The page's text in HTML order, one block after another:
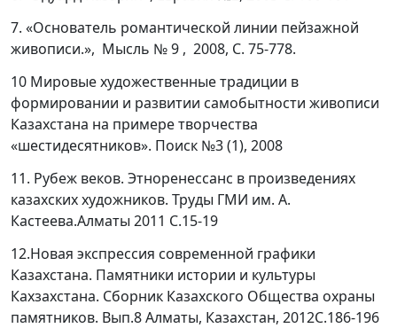
7. «Основатель романтической линии пейзажной
живописи.», Мысль № 9 , 2008, С. 75-778.
10 Мировые художественные традиции в
формировании и развитии самобытности живописи
Казахстана на примере творчества
«шестидесятников». Поиск №3 (1), 2008
11. Рубеж веков. Этноренессанс в произведениях
казахских художников. Труды ГМИ им. А.
Кастеева.Алматы 2011 С.15-19
12.Новая экспрессия современной графики
Казахстана. Памятники истории и культуры
Кахзахстана. Сборник Казахского Общества охраны
памятников. Вып.8 Алматы, Казахстан, 2012С.186-196